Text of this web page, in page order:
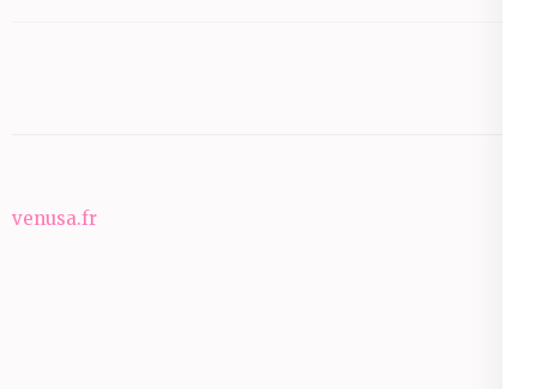
venusa.fr